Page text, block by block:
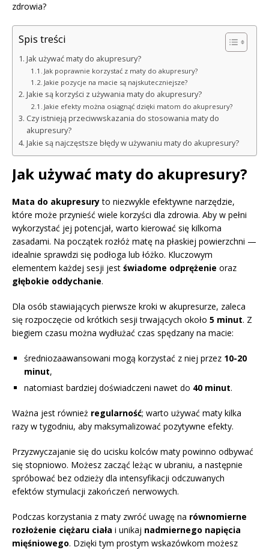
zdrowia?
Spis treści
Jak używać maty do akupresury?
Jak poprawnie korzystać z maty do akupresury?
Jakie pozycje na macie są najskuteczniejsze?
Jakie są korzyści z używania maty do akupresury?
Jakie efekty można osiągnąć dzięki matom do akupresury?
Czy istnieją przeciwwskazania do stosowania maty do
akupresury?
Jakie są najczęstsze błędy w używaniu maty do akupresury?
Jak używać maty do akupresury?
Mata do akupresuryto niezwykle efektywne narzędzie,
które może przynieść wiele korzyści dla zdrowia. Aby w pełni
wykorzystać jej potencjał, warto kierować się kilkoma
zasadami. Na początek rozłóż matę na płaskiej powierzchni —
idealnie sprawdzi się podłoga lub łóżko. Kluczowym
elementem każdej sesji jest świadome odprężenie oraz
głębokie oddychanie.
Dla osób stawiających pierwsze kroki w akupresurze, zaleca
się rozpoczęcie od krótkich sesji trwających około 5 minut. Z
biegiem czasu można wydłużać czas spędzany na macie:
średniozaawansowani mogą korzystać z niej przez 10-20
minut,
natomiast bardziej doświadczeni nawet do 40 minut.
Ważna jest również regularność; warto używać maty kilka
razy w tygodniu, aby maksymalizować pozytywne efekty.
Przyzwyczajanie się do ucisku kolców maty powinno odbywać
się stopniowo. Możesz zacząć leżąc w ubraniu, a następnie
spróbować bez odzieży dla intensyfikacji odczuwanych
efektów stymulacji zakończeń nerwowych.
Podczas korzystania z maty zwróć uwagę na równomierne
rozłożenie ciężaru ciała i unikaj nadmiernego napięcia
mięśniowego. Dzięki tym prostym wskazówkom możesz